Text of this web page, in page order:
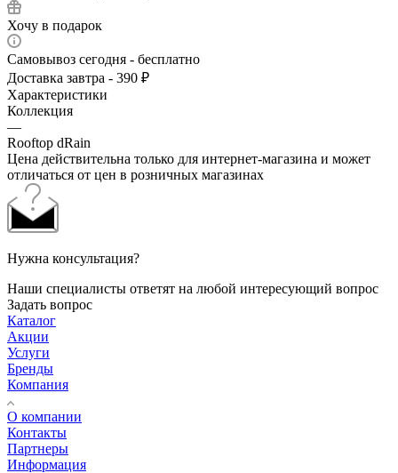
Хочу в подарок
Самовывоз сегодня - бесплатно
Доставка завтра - 390 ₽
Характеристики
Коллекция
—
Rooftop dRain
Цена действительна только для интернет-магазина и может
отличаться от цен в розничных магазинах
Нужна консультация?
Наши специалисты ответят на любой интересующий вопрос
Задать вопрос
Каталог
Акции
Услуги
Бренды
Компания
О компании
Контакты
Партнеры
Информация